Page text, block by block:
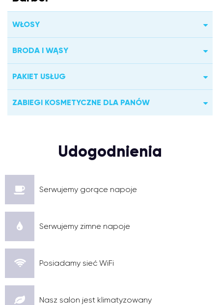
WŁOSY
BRODA I WĄSY
PAKIET USŁUG
ZABIEGI KOSMETYCZNE DLA PANÓW
Udogodnienia
Serwujemy gorące napoje
Serwujemy zimne napoje
Posiadamy sieć WiFi
Nasz salon jest klimatyzowany